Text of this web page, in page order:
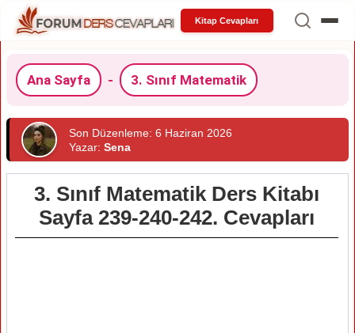
Kitap Cevapları
Ana Sayfa - 3. Sınıf Matematik
Son Düzenleme: 6 Haziran 2026
Yazar: Sena
3. Sınıf Matematik Ders Kitabı
Sayfa 239-240-242. Cevapları